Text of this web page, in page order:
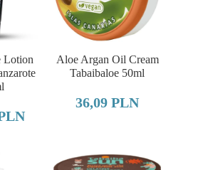
Lotion
Aloe Argan Oil Cream
Tabaibaloe 50ml
36,09 PLN